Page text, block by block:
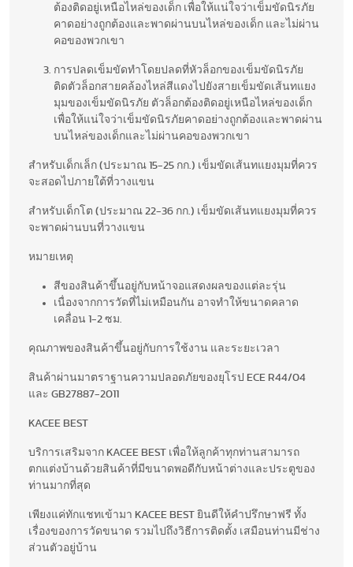
ต้องติดอยู่เหนือไหล่ของเด็ก เพื่อให้แน่ใจว่าเข็มขัดนิรภัย
คาดอย่างถูกต้องและพาดผ่านบนไหล่ของเด็ก และไม่ผ่าน
คอของพวกเขา
การปลดเข็มขัดทำโดยปลดที่หัวล็อกของเข็มขัดนิรภัย
ติดตัวล็อกสายคล้องไหล่สีแดงไปยังสายเข็มขัดเส้นทแยง
มุมของเข็มขัดนิรภัย ตัวล็อกต้องติดอยู่เหนือไหล่ของเด็ก
เพื่อให้แน่ใจว่าเข็มขัดนิรภัยคาดอย่างถูกต้องและพาดผ่าน
บนไหล่ของเด็กและไม่ผ่านคอของพวกเขา
สำหรับเด็กเล็ก (ประมาณ 15-25 กก.) เข็มขัดเส้นทแยงมุมที่ควร
จะสอดไปภายใต้ที่วางแขน
สำหรับเด็กโต (ประมาณ 22-36 กก.) เข็มขัดเส้นทแยงมุมที่ควร
จะพาดผ่านบนที่วางแขน
หมายเหตุ
สีของสินค้าขึ้นอยู่กับหน้าจอแสดงผลของแต่ละรุ่น
เนื่องจากการวัดที่ไม่เหมือนกัน อาจทำให้ขนาดคลาด
เคลื่อน 1-2 ซม.
คุณภาพของสินค้าขึ้นอยู่กับการใช้งาน และระยะเวลา
สินค้าผ่านมาตราฐานความปลอดภัยของยุโรป ECE R44/04
และ GB27887-2011
KACEE BEST
บริการเสริมจาก KACEE BEST เพื่อให้ลูกค้าทุกท่านสามารถ
ตกแต่งบ้านด้วยสินค้าที่มีขนาดพอดีกับหน้าต่างและประตูของ
ท่านมากที่สุด
เพียงแค่ทักแชทเข้ามา KACEE BEST ยินดีให้คำปรึกษาฟรี ทั้ง
เรื่องของการวัดขนาด รวมไปถึงวิธีการติดตั้ง เสมือนท่านมีช่าง
ส่วนตัวอยู่บ้าน